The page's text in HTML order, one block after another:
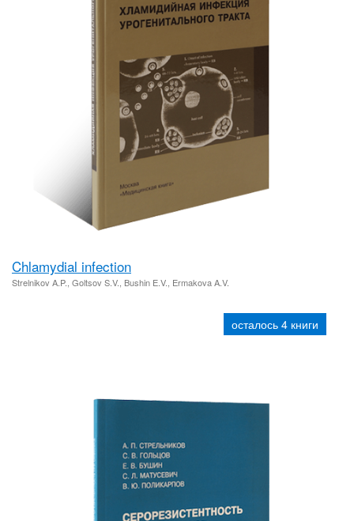
Chlamydial infection
Strelnikov A.P., Goltsov S.V., Bushin E.V., Ermakova A.V.
осталось 4 книги